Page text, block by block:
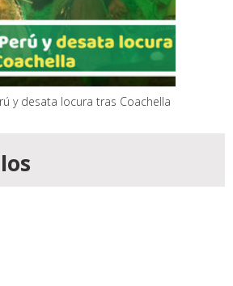
y desata locura tras Coachella